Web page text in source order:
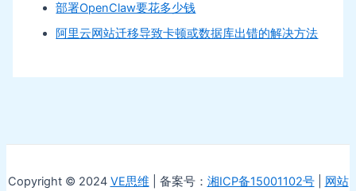
部署OpenClaw要花多少钱
阿里云网站迁移导致卡顿或数据库出错的解决方法
Copyright © 2024 VE思维 | 备案号： 湘ICP备15001102号| 网站